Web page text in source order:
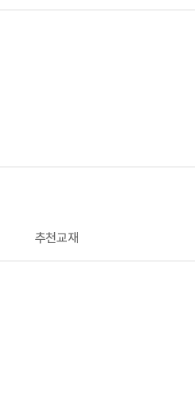
추천교재